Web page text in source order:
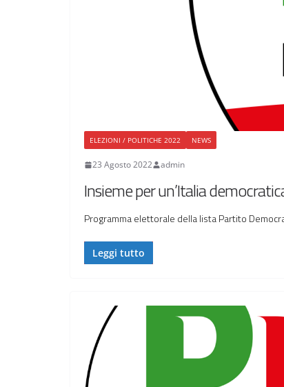
ELEZIONI / POLITICHE 2022 NEWS
23 Agosto 2022 admin
Insieme per un’Italia
Programma elettorale della lista Partito
Leggi tutto